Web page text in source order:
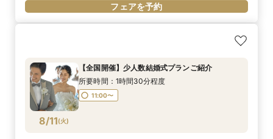
フェアを予約
8/11(火)
【全国開催】少人数結婚式プランご紹介
所要時間：1時間30分程度
11:00〜